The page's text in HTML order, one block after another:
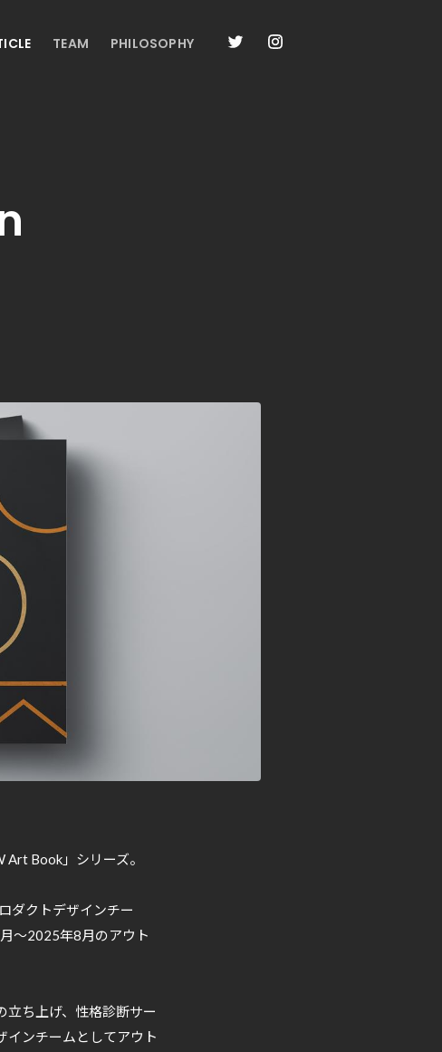
TEAM PHILOSOPHY
Book」シリーズ。
ダクトデザインチー
〜2025年8月のアウト
立ち上げ、性格診断サー
インチームとしてアウト